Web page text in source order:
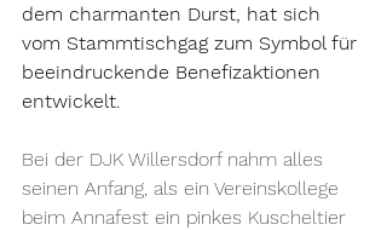
dem charmanten Durst, hat sich
vom Stammtischgag zum Symbol für
beeindruckende Benefizaktionen
entwickelt.
Bei der DJK Willersdorf nahm alles
seinen Anfang, als ein Vereinskollege
beim Annafest ein pinkes Kuscheltier